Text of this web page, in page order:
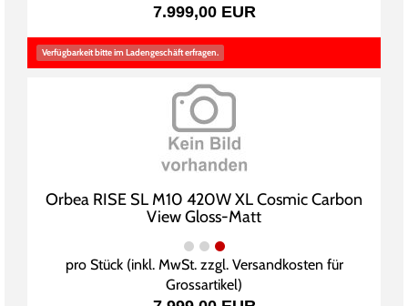
7.999,00 EUR
Verfügbarkeit bitte im Ladengeschäft erfragen.
Orbea RISE SL M10 420W XL Cosmic Carbon
View Gloss-Matt
pro Stück (inkl. MwSt. zzgl. Versandkosten für
Grossartikel)